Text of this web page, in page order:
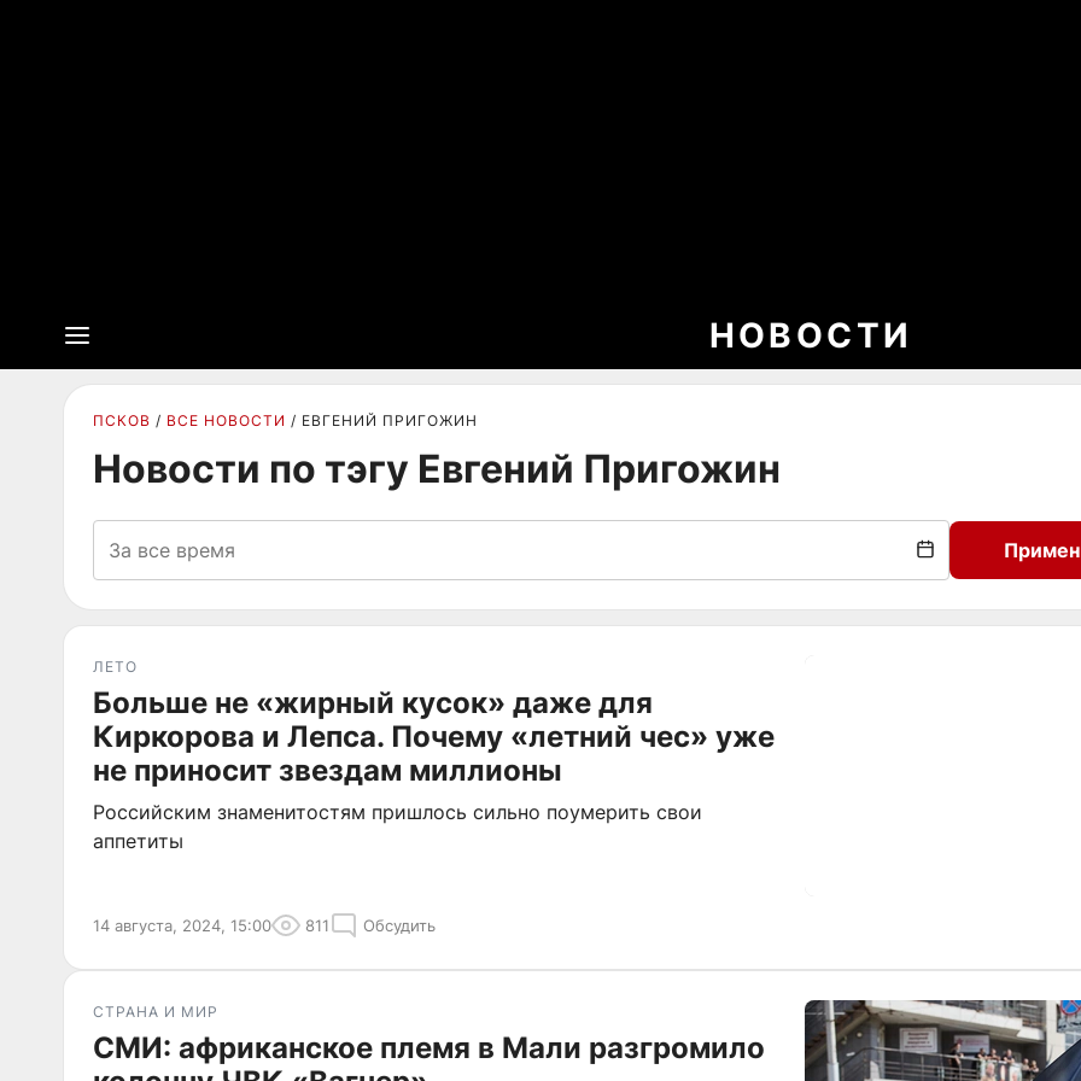
НОВОСТИ
ПСКОВ ВСЕ НОВОСТИ ЕВГЕНИЙ ПРИГОЖИН
Новости по тэгу Евгений Пригожин
ЛЕТО
Больше не «жирный кусок» даже для
Киркорова и Лепса. Почему «летний чес» уже
не приносит звездам миллионы
Российским знаменитостям пришлось сильно поумерить свои
аппетиты
14 августа, 2024, 15:00 811 Обсудить
СТРАНА И МИР
СМИ: африканское племя в Мали разгромило